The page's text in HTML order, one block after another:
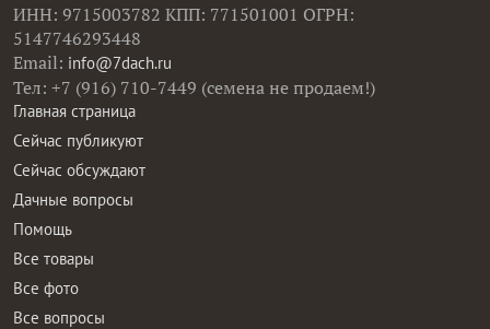
ИНН: 9715003782 КПП: 771501001 ОГРН:
5147746293448
Email: info@7dach.ru
Тел: +7 (916) 710-7449 (семена не продаем!)
Главная страница
Сейчас публикуют
Сейчас обсуждают
Дачные вопросы
Помощь
Все товары
Все фото
Все вопросы